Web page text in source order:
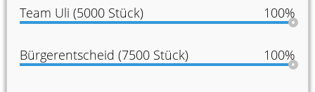
Team Uli (5000 Stück) 100%
Bürgerentscheid (7500 Stück) 100%